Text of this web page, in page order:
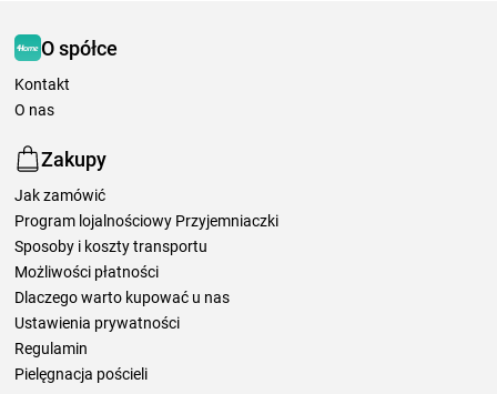
O spółce
Kontakt
O nas
Zakupy
Jak zamówić
Program lojalnościowy Przyjemniaczki
Sposoby i koszty transportu
Możliwości płatności
Dlaczego warto kupować u nas
Ustawienia prywatności
Regulamin
Pielęgnacja pościeli